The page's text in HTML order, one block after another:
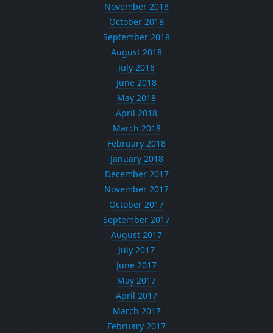
November 2018
October 2018
September 2018
August 2018
July 2018
June 2018
May 2018
April 2018
March 2018
February 2018
January 2018
December 2017
November 2017
October 2017
September 2017
August 2017
July 2017
June 2017
May 2017
April 2017
March 2017
February 2017